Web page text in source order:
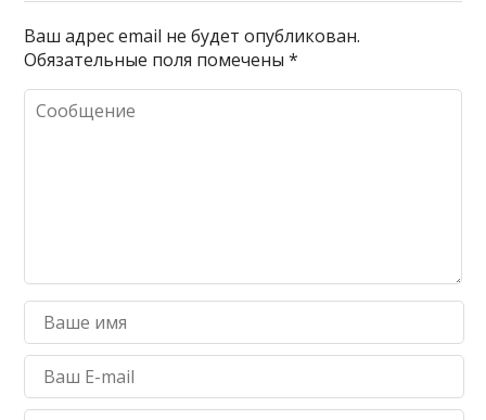
Ваш адрес email не будет опубликован.
Обязательные поля помечены*